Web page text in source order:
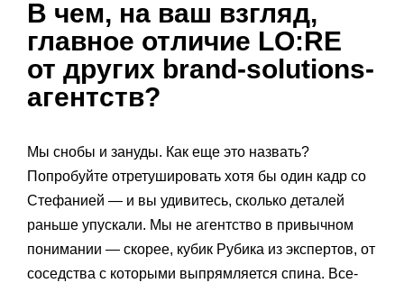
В чем, на ваш взгляд,
главное отличие LO:RE
от других brand-solutions-
агентств?
Мы снобы и зануды. Как еще это назвать?
Попробуйте отретушировать хотя бы один кадр со
Стефанией — и вы удивитесь, сколько деталей
раньше упускали. Мы не агентство в привычном
понимании — скорее, кубик Рубика из экспертов, от
соседства с которыми выпрямляется спина. Все-